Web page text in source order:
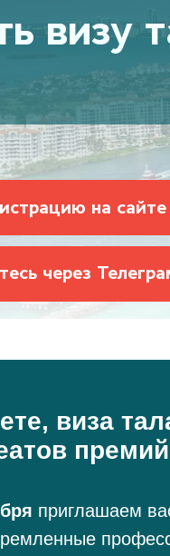
визу
на сайте
через
виза
приглашаем